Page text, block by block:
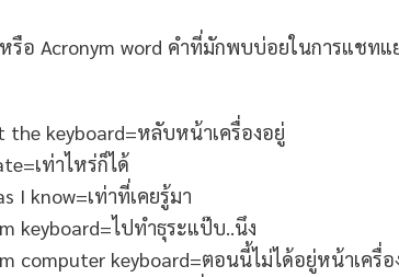
รือ Acronym word คำที่มักพบบ่อยในการแชท
the keyboard=หลับหน้าเครื่องอยู่
เท่าไหร่ก็ได้
I know=เท่าที่เคยรู้มา
keyboard=ไปทำธุระแป๊บ..นึง
computer keyboard=ตอนนี้ไม่ได้อยู่หน้าเครื่อ